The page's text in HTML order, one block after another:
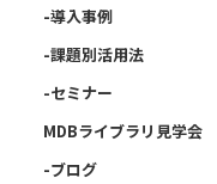
-導入事例
-課題別活用法
-セミナー
MDBライブラリ見学会
-ブログ